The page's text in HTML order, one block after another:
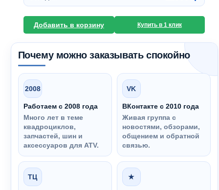
Добавить в корзину Купить в 1 клик
Почему можно заказывать спокойно
2008
Работаем с 2008 года
Много лет в теме
квадроциклов,
запчастей, шин и
аксессуаров для ATV.
VK
ВКонтакте с 2010 года
Живая группа с
новостями, обзорами,
общением и обратной
связью.
ТЦ ★